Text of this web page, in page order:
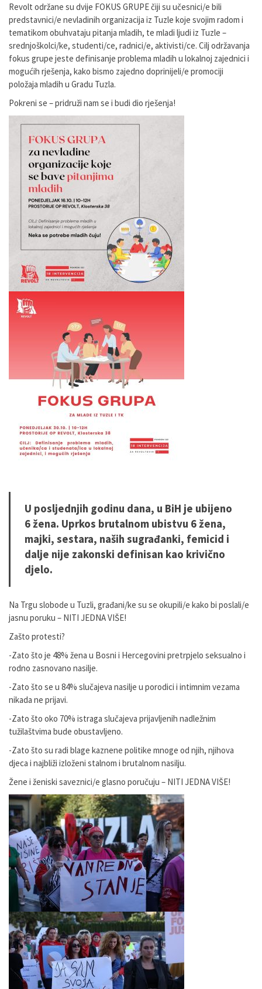
Revolt održane su dvije FOKUS GRUPE čiji su učesnici/e bili
predstavnici/e nevladinih organizacija iz Tuzle koje svojim radom i
tematikom obuhvataju pitanja mladih, te mladi ljudi iz Tuzle –
srednjoškolci/ke, studenti/ce, radnici/e, aktivisti/ce. Cilj održavanja
fokus grupe jeste definisanje problema mladih u lokalnoj zajednici i
mogućih rješenja, kako bismo zajedno doprinijeli/e promociji
položaja mladih u Gradu Tuzla.
Pokreni se – pridruži nam se i budi dio rješenja!
U posljednjih godinu dana, u BiH je ubijeno
6 žena. Uprkos brutalnom ubistvu 6 žena,
majki, sestara, naših sugrađanki, femicid i
dalje nije zakonski definisan kao krivično
djelo.
Na Trgu slobode u Tuzli, građani/ke su se okupili/e kako bi poslali/e
jasnu poruku – NITI JEDNA VIŠE!
Zašto protesti?
-Zato što je 48% žena u Bosni i Hercegovini pretrpjelo seksualno i
rodno zasnovano nasilje.
-Zato što se u 84% slučajeva nasilje u porodici i intimnim vezama
nikada ne prijavi.
-Zato što oko 70% istraga slučajeva prijavljenih nadležnim
tužilaštvima bude obustavljeno.
-Zato što su radi blage kaznene politike mnoge od njih, njihova
djeca i najbliži izloženi stalnom i brutalnom nasilju.
Žene i ženiski saveznici/e glasno poručuju – NITI JEDNA VIŠE!